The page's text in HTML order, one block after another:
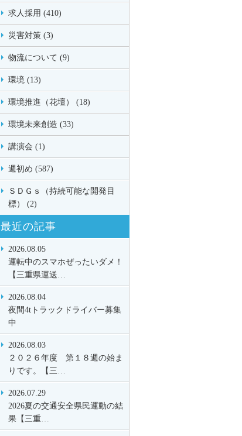
求人採用 (410)
災害対策 (3)
物流について (9)
環境 (13)
環境推進（花壇） (18)
環境未来創造 (33)
講演会 (1)
週初め (587)
ＳＤＧｓ（持続可能な開発目
標） (2)
最近の記事
2026.08.05
運転中のスマホぜったいダメ！
【三重県運送…
2026.08.04
夜間4tトラックドライバー募集
中
2026.08.03
２０２６年度 第１８週の始ま
りです。【三…
2026.07.29
2026夏の交通安全県民運動の結
果【三重…